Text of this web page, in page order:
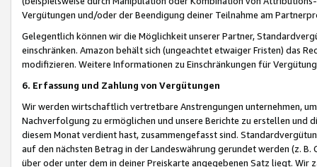
Vergütungen und/oder der Beendigung deiner Teilnahme am
Gelegentlich können wir die Möglichkeit unserer Partner,
einschränken. Amazon behält sich (ungeachtet etwaiger Fristen) das
modifizieren. Weitere Informationen zu Einschränkungen für
6. Erfassung und Zahlung von Vergütungen
Wir werden wirtschaftlich vertretbare Anstrengungen unternehmen,
Nachverfolgung zu ermöglichen und unsere Berichte zu erstellen und
diesem Monat verdient hast, zusammengefasst sind.
auf den nächsten Betrag in der Landeswährung gerundet werden (z.
über oder unter dem in deiner Preiskarte angegebenen Satz liegt.